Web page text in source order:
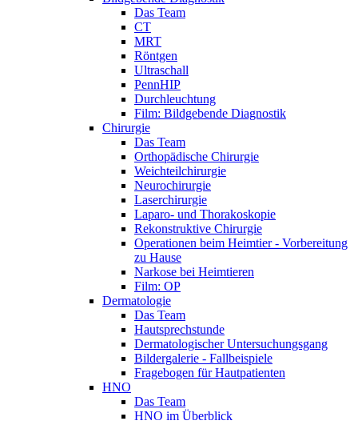
Das Team
CT
MRT
Röntgen
Ultraschall
PennHIP
Durchleuchtung
Film: Bildgebende Diagnostik
Chirurgie
Das Team
Orthopädische Chirurgie
Weichteilchirurgie
Neurochirurgie
Laserchirurgie
Laparo- und Thorakoskopie
Rekonstruktive Chirurgie
Operationen beim Heimtier - Vorbereitung
zu Hause
Narkose bei Heimtieren
Film: OP
Dermatologie
Das Team
Hautsprechstunde
Dermatologischer Untersuchungsgang
Bildergalerie - Fallbeispiele
Fragebogen für Hautpatienten
HNO
Das Team
HNO im Überblick